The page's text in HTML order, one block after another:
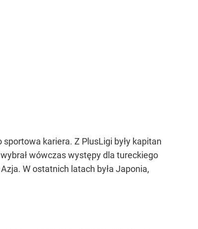
kariera. Z PlusLigi były kapitan
wówczas występy dla tureckiego
W ostatnich latach była Japonia,